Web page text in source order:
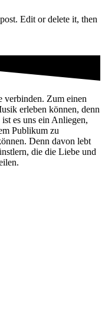
Edit or delete it, then
Zum einen
erleben können, denn
es uns ein Anliegen,
Publikum zu
Denn davon lebt
die die Liebe und